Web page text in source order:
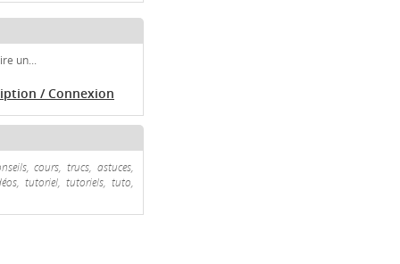
un...
/ Connexion
cours, trucs, astuces,
tutoriel, tutoriels, tuto,